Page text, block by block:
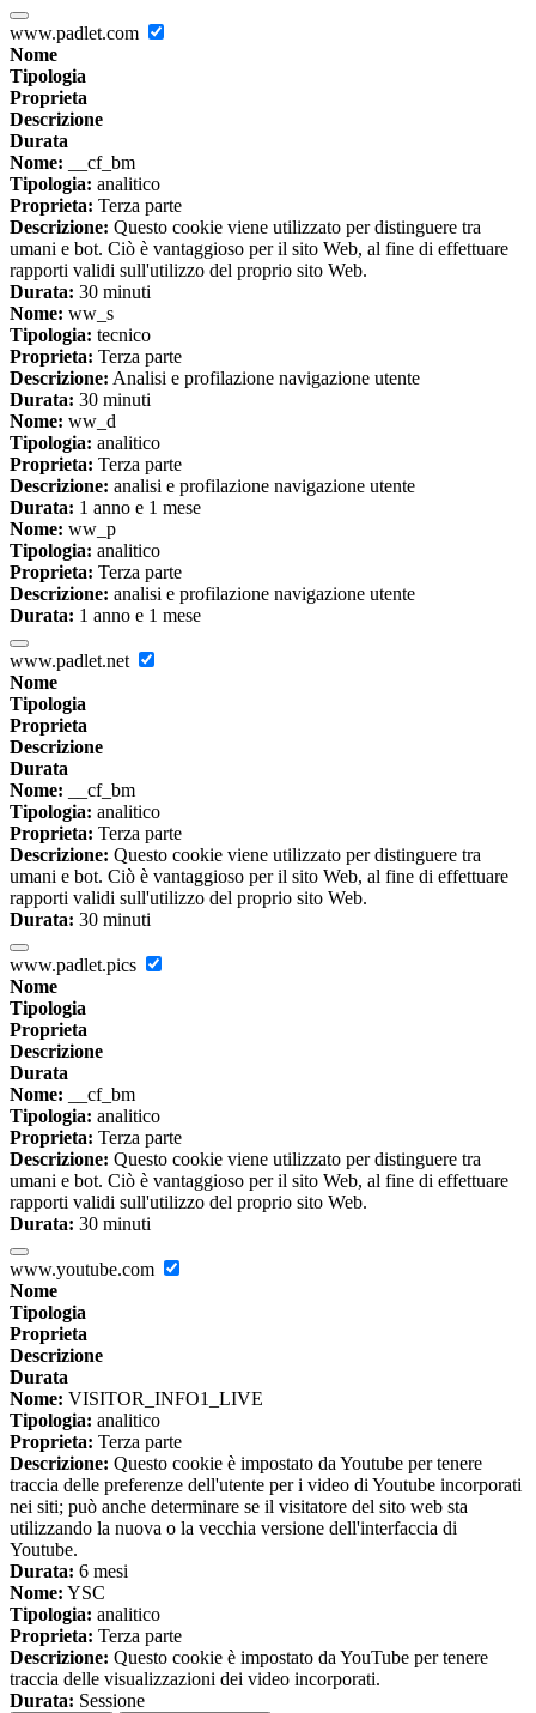
www.padlet.com
Nome
Tipologia
Proprieta
Descrizione
Durata
Nome: __cf_bm
Tipologia: analitico
Proprieta: Terza parte
Descrizione: Questo cookie viene utilizzato per distinguere tra
umani e bot. Ciò è vantaggioso per il sito Web, al fine di effettuare
rapporti validi sull'utilizzo del proprio sito Web.
Durata: 30 minuti
Nome: ww_s
Tipologia: tecnico
Proprieta: Terza parte
Descrizione: Analisi e profilazione navigazione utente
Durata: 30 minuti
Nome: ww_d
Tipologia: analitico
Proprieta: Terza parte
Descrizione: analisi e profilazione navigazione utente
Durata: 1 anno e 1 mese
Nome: ww_p
Tipologia: analitico
Proprieta: Terza parte
Descrizione: analisi e profilazione navigazione utente
Durata: 1 anno e 1 mese
www.padlet.net
Nome
Tipologia
Proprieta
Descrizione
Durata
Nome: __cf_bm
Tipologia: analitico
Proprieta: Terza parte
Descrizione: Questo cookie viene utilizzato per distinguere tra
umani e bot. Ciò è vantaggioso per il sito Web, al fine di effettuare
rapporti validi sull'utilizzo del proprio sito Web.
Durata: 30 minuti
www.padlet.pics
Nome
Tipologia
Proprieta
Descrizione
Durata
Nome: __cf_bm
Tipologia: analitico
Proprieta: Terza parte
Descrizione: Questo cookie viene utilizzato per distinguere tra
umani e bot. Ciò è vantaggioso per il sito Web, al fine di effettuare
rapporti validi sull'utilizzo del proprio sito Web.
Durata: 30 minuti
www.youtube.com
Nome
Tipologia
Proprieta
Descrizione
Durata
Nome: VISITOR_INFO1_LIVE
Tipologia: analitico
Proprieta: Terza parte
Descrizione: Questo cookie è impostato da Youtube per tenere
traccia delle preferenze dell'utente per i video di Youtube incorporati
nei siti; può anche determinare se il visitatore del sito web sta
utilizzando la nuova o la vecchia versione dell'interfaccia di
Youtube.
Durata: 6 mesi
Nome: YSC
Tipologia: analitico
Proprieta: Terza parte
Descrizione: Questo cookie è impostato da YouTube per tenere
traccia delle visualizzazioni dei video incorporati.
Durata: Sessione